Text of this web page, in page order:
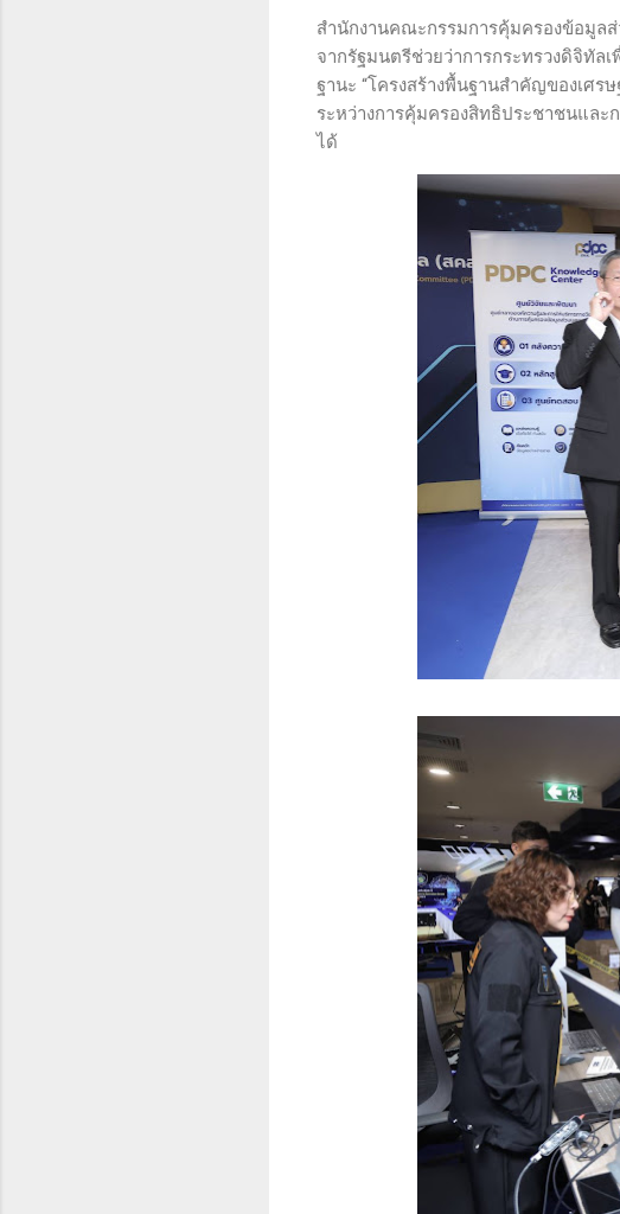
สำนักงานคณะกรรมการคุ้มครองข้อมูล
จากรัฐมนตรีช่วยว่าการกระทรวงดิจิทัล
ฐานะ “โครงสร้างพื้นฐานสำคัญของเศ
ระหว่างการคุ้มครองสิทธิประชาชนแล
ได้